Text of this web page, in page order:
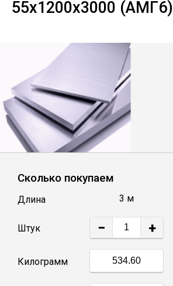
Лист
Уголок
Балка
Катанка
55х1200х3000 (АМГ6)
Сколько покупаем
Длина 3 м
Штук − +
Килограмм